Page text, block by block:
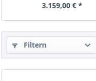
3.159,00 € *
Filtern